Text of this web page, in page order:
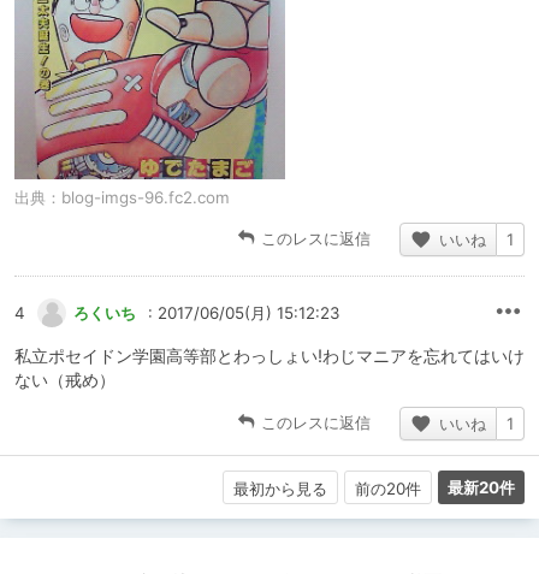
出典： blog-imgs-96.fc2.com
このレスに返信 いいね 1
4 ろくいち : 2017/06/05(月) 15:12:23
私立ポセイドン学園高等部とわっしょい!わじマニアを忘れてはいけ
ない（戒め）
このレスに返信 いいね 1
最初から見る 前の20件 最新20件